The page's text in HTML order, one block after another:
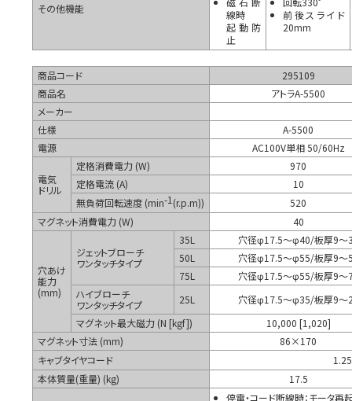
その他機能
線時
起動防
止
前後スライド
20mm
商品コード
295109
商品名
アトラA-5500
メーカー
仕様
A-5500
電源
AC100V単相 50/60Hz
電気
ドリル
定格消費電力 (W)
970
定格電流 (A)
10
無負荷回転速度 (min-1(r.p.m))
520
マグネット消費電力 (W)
40
穴あけ
能力
(mm)
ジェットブローチ
ワンタッチタイプ
35L
穴径φ17.5～φ40/板厚9～
50L
穴径φ17.5～φ55/板厚9～
75L
穴径φ17.5～φ55/板厚9～
ハイブローチ
ワンタッチタイプ
25L
穴径φ17.5～φ35/板厚9～
マグネット最大磁力 (N [kgf])
10,000 [1,020]
マグネット寸法 (mm)
86×170
キャブタイヤコード
本体質量(重量) (kg)
17.5
停電・コード断線時：モータ再